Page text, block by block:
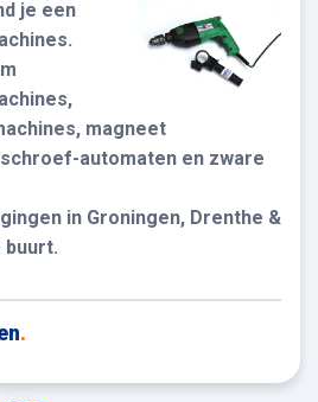
je een
magneet
automaten en zware
in Groningen, Drenthe &
buurt.
.